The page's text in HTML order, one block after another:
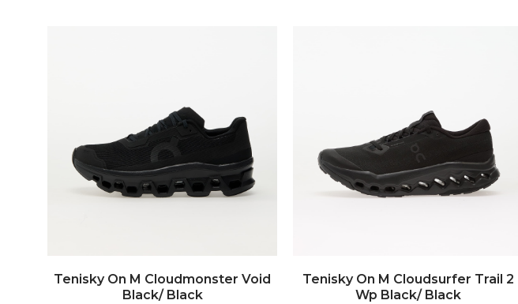
Tenisky On M Cloudmonster Void
Black/ Black
Tenisky On M Cloudsurfer Trail 2
Wp Black/ Black